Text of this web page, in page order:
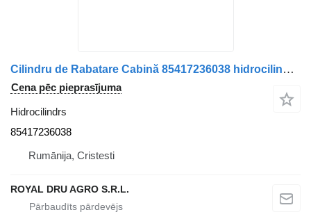
Cilindru de Rabatare Cabină 85417236038 hidrocilindrs paredzēts MAN kravas automašīnas
Cena pēc pieprasījuma
Hidrocilindrs
85417236038
Rumānija, Cristesti
ROYAL DRU AGRO S.R.L.